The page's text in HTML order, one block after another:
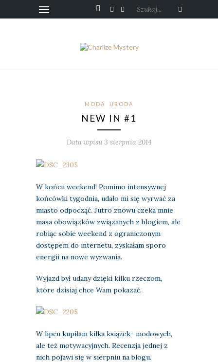
Szukaj...
MODA URODA
NEW IN #1
Data wpisu 3 sierpnia 2014
W końcu weekend! Pomimo intensywnej
końcówki tygodnia, udało mi się wyrwać za
miasto odpocząć. Jutro znowu czeka mnie
masa obowiązków związanych z blogiem, ale
robiąc sobie weekend z ograniczonym
dostępem do internetu, zyskałam sporo
energii na nowe wyzwania.
Wyjazd był udany dzięki kilku rzeczom,
które dzisiaj chce Wam pokazać.
W lipcu kupiłam kilka książek- modowych,
ale też motywacyjnych. Recenzja jednej z
nich pojawi się w sierpniu na blogu.